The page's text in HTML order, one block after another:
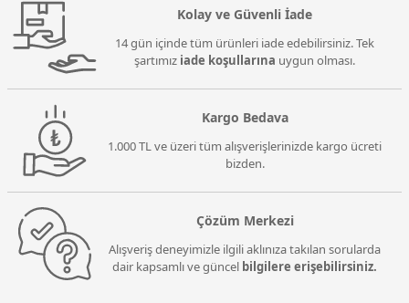
Kolay ve Güvenli İade
14 gün içinde tüm ürünleri iade edebilirsiniz. Tek
şartımız iade koşullarına uygun olması.
Kargo Bedava
1.000 TL ve üzeri tüm alışverişlerinizde kargo ücreti
bizden.
Çözüm Merkezi
Alışveriş deneyimizle ilgili aklınıza takılan sorularda
dair kapsamlı ve güncel bilgilere erişebilirsiniz.